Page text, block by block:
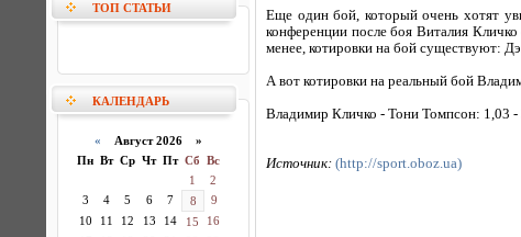
ТОП СТАТЬИ
КАЛЕНДАРЬ
« Август 2026 »
Пн Вт Ср Чт Пт Сб Вс
1
2
3
4 5 6 7 8
9
10
11 12 13 14 15
16
Еще один бой, который очень хотят
конференции после боя Виталия
менее, котировки на бой существуют:
А вот котировки на реальный бой
Владимир Кличко - Тони Томпсон: 1,03 -
Источник: (http://sport.oboz.ua)